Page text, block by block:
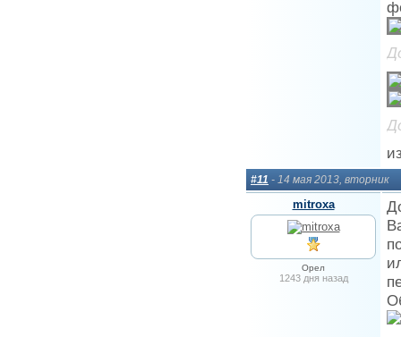
#11 - 14 мая 2013, вторник
mitroxa
Орел
1243 дня назад